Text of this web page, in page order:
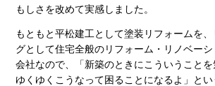
もしさを改めて実感しました。
もともと平松建工として塗装リフォームを
グとして住宅全般のリフォーム・リノベー
会社なので、「新築のときにこういうことを
ゆくゆくこうなって困ることになるよ」と